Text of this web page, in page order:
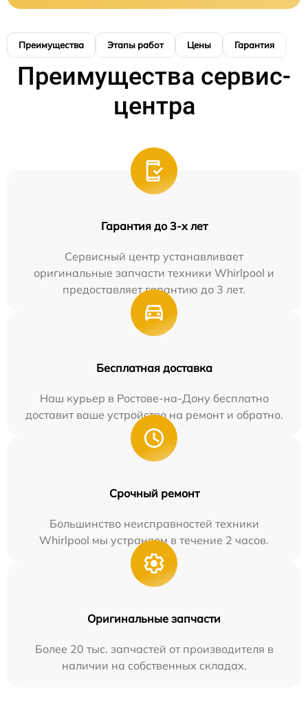
Преимущества Этапы работ Цены Гарантия
Преимущества сервис-
центра
Гарантия до 3-х лет
Сервисный центр устанавливает
оригинальные запчасти техники Whirlpool и
предоставляет гарантию до 3 лет.
Бесплатная доставка
Наш курьер в Ростове-на-Дону бесплатно
доставит ваше устройство на ремонт и обратно.
Срочный ремонт
Большинство неисправностей техники
Whirlpool мы устраняем в течение 2 часов.
Оригинальные запчасти
Более 20 тыс. запчастей от производителя в
наличии на собственных складах.